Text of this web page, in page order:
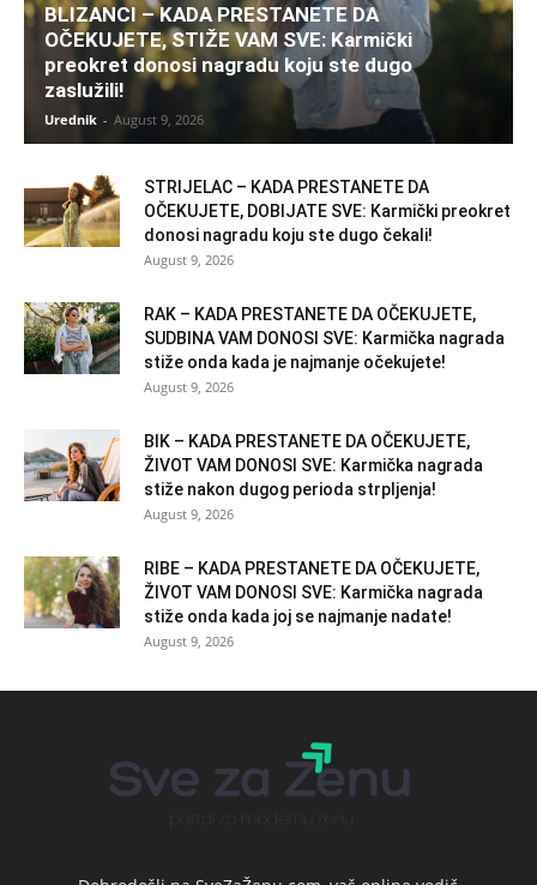
BLIZANCI – KADA PRESTANETE DA
OČEKUJETE, STIŽE VAM SVE: Karmički
preokret donosi nagradu koju ste dugo
zaslužili!
Urednik - August 9, 2026
STRIJELAC – KADA PRESTANETE DA
OČEKUJETE, DOBIJATE SVE: Karmički preokret
donosi nagradu koju ste dugo čekali!
August 9, 2026
RAK – KADA PRESTANETE DA OČEKUJETE,
SUDBINA VAM DONOSI SVE: Karmička nagrada
stiže onda kada je najmanje očekujete!
August 9, 2026
BIK – KADA PRESTANETE DA OČEKUJETE,
ŽIVOT VAM DONOSI SVE: Karmička nagrada
stiže nakon dugog perioda strpljenja!
August 9, 2026
RIBE – KADA PRESTANETE DA OČEKUJETE,
ŽIVOT VAM DONOSI SVE: Karmička nagrada
stiže onda kada joj se najmanje nadate!
August 9, 2026